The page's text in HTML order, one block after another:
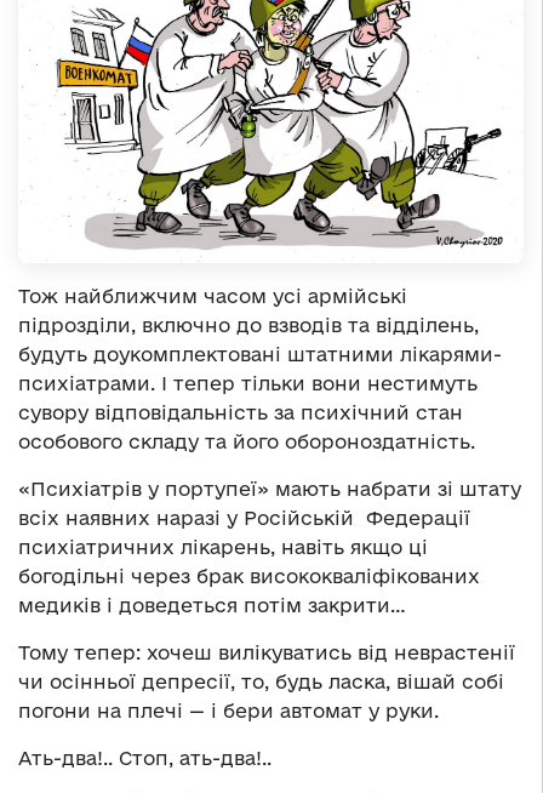
Тож найближчим часом усі армійські
підрозділи, включно до взводів та відділень,
будуть доукомплектовані штатними лікарями-
психіатрами. І тепер тільки вони нестимуть
сувору відповідальність за психічний стан
особового складу та його обороноздатність.
«Психіатрів у портупеї» мають набрати зі штату
всіх наявних наразі у Російській Федерації
психіатричних лікарень, навіть якщо ці
богодільні через брак висококваліфікованих
медиків і доведеться потім закрити…
Тому тепер: хочеш вилікуватись від неврастенії
чи осінньої депресії, то, будь ласка, вішай собі
погони на плечі — і бери автомат у руки.
Ать-два!.. Стоп, ать-два!..